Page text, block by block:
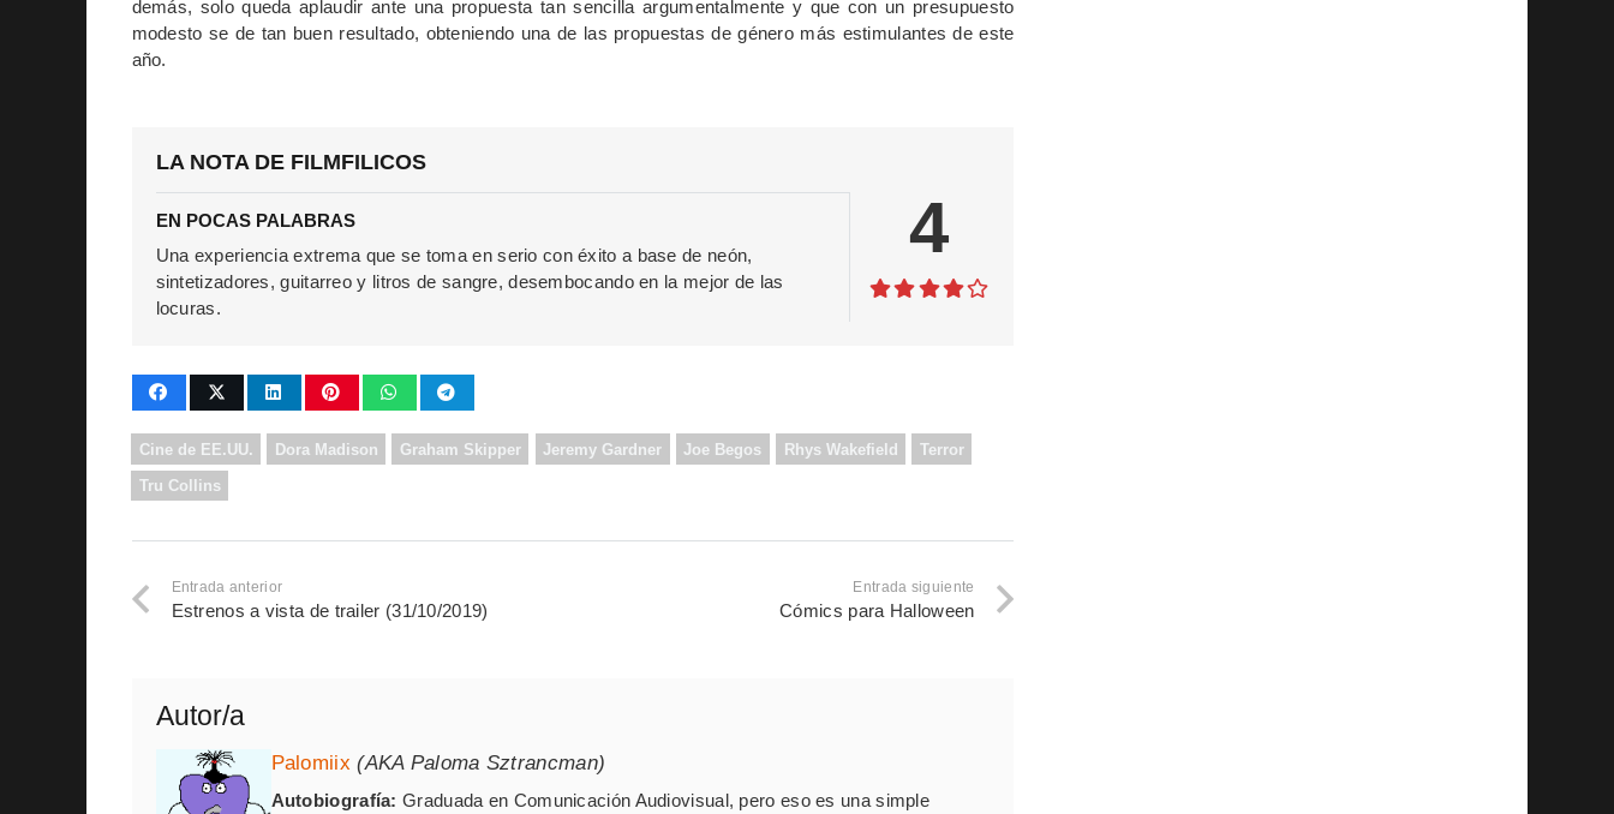
demás, solo queda aplaudir ante una propuesta tan sencilla argumentalmente y que con un presupuesto
modesto se de tan buen resultado, obteniendo una de las propuestas de género más estimulantes de este
año.
LA NOTA DE FILMFILICOS
EN POCAS PALABRAS
Una experiencia extrema que se toma en serio con éxito a base de neón,
sintetizadores, guitarreo y litros de sangre, desembocando en la mejor de las
locuras.
4
Cine de EE.UU. Dora Madison Graham Skipper Jeremy Gardner Joe Begos Rhys Wakefield Terror
Tru Collins
Entrada anterior
Estrenos a vista de trailer (31/10/2019)
Entrada siguiente
Cómics para Halloween
Autor/a
Palomiix (AKA Paloma Sztrancman)
Autobiografía: Graduada en Comunicación Audiovisual, pero eso es una simple